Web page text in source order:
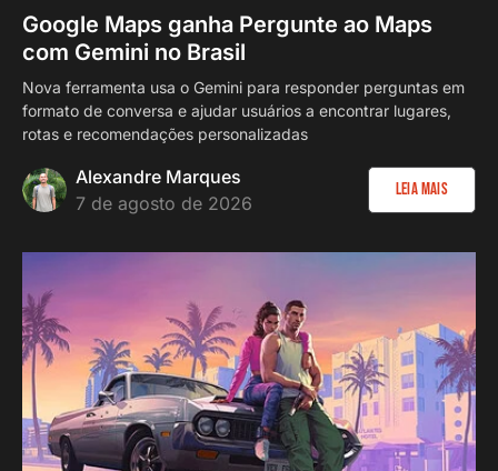
Google Maps ganha Pergunte ao Maps
com Gemini no Brasil
Nova ferramenta usa o Gemini para responder perguntas em
formato de conversa e ajudar usuários a encontrar lugares,
rotas e recomendações personalizadas
Alexandre Marques
7 de agosto de 2026
Leia Mais